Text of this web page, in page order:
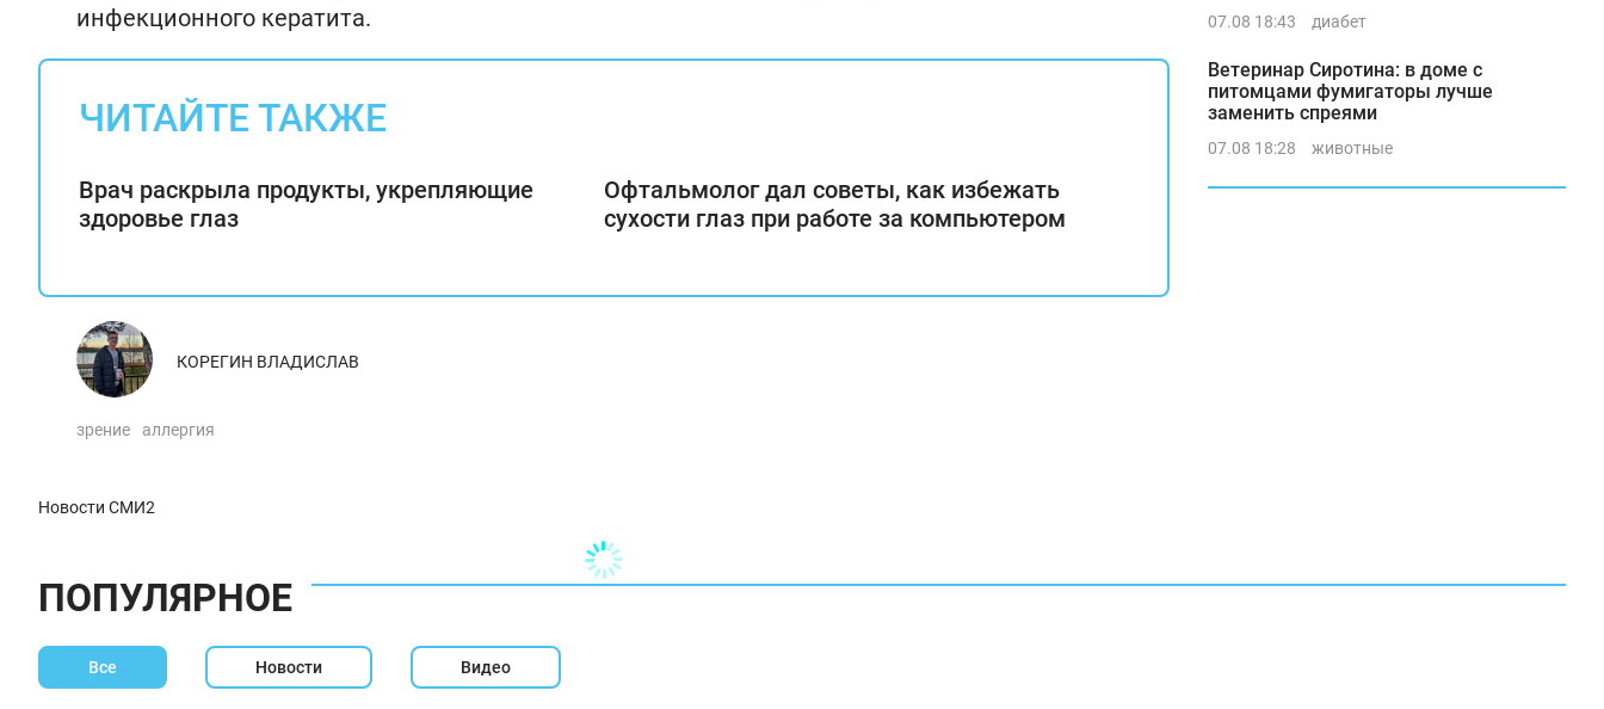
инфекционного кератита.
ЧИТАЙТЕ ТАКЖЕ
Врач раскрыла продукты, укрепляющие
здоровье глаз
Офтальмолог дал советы, как избежать
сухости глаз при работе за компьютером
КОРЕГИН ВЛАДИСЛАВ
зрение аллергия
Новости СМИ2
07.08 18:43 диабет
Ветеринар Сиротина: в доме с
питомцами фумигаторы лучше
заменить спреями
07.08 18:28 животные
ПОПУЛЯРНОЕ
Все Новости Видео